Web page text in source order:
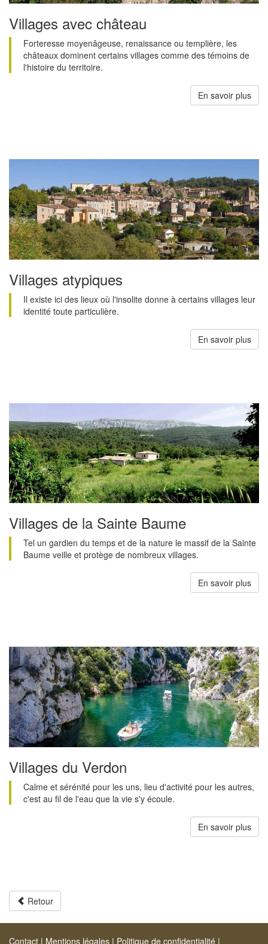
Villages avec château
Forteresse moyenâgeuse, renaissance ou templière, les
châteaux dominent certains villages comme des témoins de
l'histoire du territoire.
En savoir plus
Villages atypiques
Il existe ici des lieux où l'insolite donne à certains villages leur
identité toute particulière.
En savoir plus
Villages de la Sainte Baume
Tel un gardien du temps et de la nature le massif de la Sainte
Baume veille et protège de nombreux villages.
En savoir plus
Villages du Verdon
Calme et sérénité pour les uns, lieu d'activité pour les autres,
c'est au fil de l'eau que la vie s'y écoule.
En savoir plus
Retour
Contact | Mentions légales | Politique de confidentialité |